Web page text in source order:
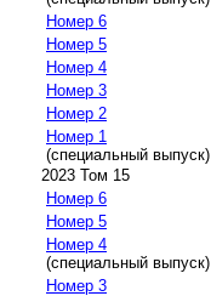
Номер 6
Номер 5
Номер 4
Номер 3
Номер 2
Номер 1
(специальный выпуск)
2023 Том 15
Номер 6
Номер 5
Номер 4
(специальный выпуск)
Номер 3